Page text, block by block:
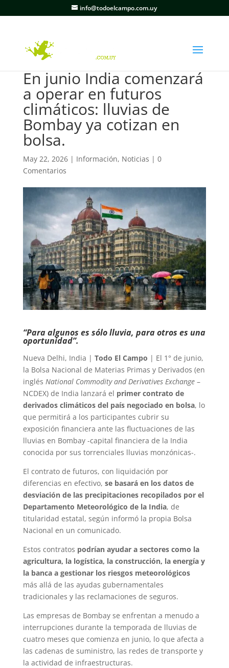
info@todoelcampo.com.uy
En junio India comenzará
a operar en futuros
climáticos: lluvias de
Bombay ya cotizan en
bolsa.
May 22, 2026| Información, Noticias | 0
Comentarios
“Para algunos es sólo lluvia, para otros es una
oportunidad”.
Nueva Delhi, India | Todo El Campo | El 1° de junio,
la Bolsa Nacional de Materias Primas y Derivados (en
inglés National Commodity and Derivatives Exchange–
NCDEX) de India lanzará el primer contrato de
derivados climáticos del país negociado en bolsa, lo
que permitirá a los participantes cubrir su
exposición financiera ante las fluctuaciones de las
lluvias en Bombay -capital financiera de la India
conocida por sus torrenciales lluvias monzónicas-.
El contrato de futuros, con liquidación por
diferencias en efectivo, se basará en los datos de
desviación de las precipitaciones recopilados por el
Departamento Meteorológico de la India, de
titularidad estatal, según informó la propia Bolsa
Nacional en un comunicado.
Estos contratos podrían ayudar a sectores como la
agricultura, la logística, la construcción, la energía y
la banca a gestionar los riesgos meteorológicos
más allá de las ayudas gubernamentales
tradicionales y las reclamaciones de seguros.
Las empresas de Bombay se enfrentan a menudo a
interrupciones durante la temporada de lluvias de
cuatro meses que comienza en junio, lo que afecta a
las cadenas de suministro, las redes de transporte y
la actividad de infraestructuras.